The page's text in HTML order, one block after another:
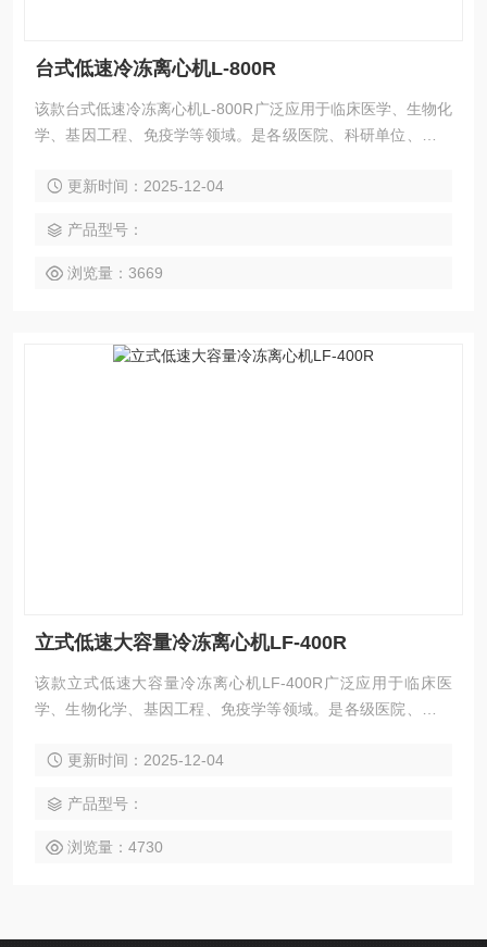
台式低速冷冻离心机L-800R
该款台式低速冷冻离心机L-800R广泛应用于临床医学、生物化
学、基因工程、免疫学等领域。是各级医院、科研单位、高等
更新时间：2025-12-04
产品型号：
浏览量：3669
立式低速大容量冷冻离心机LF-400R
该款立式低速大容量冷冻离心机LF-400R广泛应用于临床医
学、生物化学、基因工程、免疫学等领域。是各级医院、科研
更新时间：2025-12-04
产品型号：
浏览量：4730